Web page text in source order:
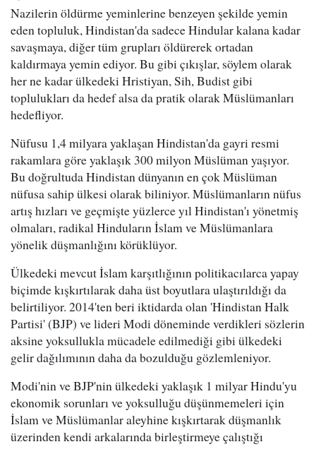
Nazilerin öldürme yeminlerine benzeyen şekilde yemin
eden topluluk, Hindistan'da sadece Hindular kalana kadar
savaşmaya, diğer tüm grupları öldürerek ortadan
kaldırmaya yemin ediyor. Bu gibi çıkışlar, söylem olarak
her ne kadar ülkedeki Hristiyan, Sih, Budist gibi
toplulukları da hedef alsa da pratik olarak Müslümanları
hedefliyor.
Nüfusu 1,4 milyara yaklaşan Hindistan'da gayri resmi
rakamlara göre yaklaşık 300 milyon Müslüman yaşıyor.
Bu doğrultuda Hindistan dünyanın en çok Müslüman
nüfusa sahip ülkesi olarak biliniyor. Müslümanların nüfus
artış hızları ve geçmişte yüzlerce yıl Hindistan'ı yönetmiş
olmaları, radikal Hinduların İslam ve Müslümanlara
yönelik düşmanlığını körüklüyor.
Ülkedeki mevcut İslam karşıtlığının politikacılarca yapay
biçimde kışkırtılarak daha üst boyutlara ulaştırıldığı da
belirtiliyor. 2014'ten beri iktidarda olan 'Hindistan Halk
Partisi' (BJP) ve lideri Modi döneminde verdikleri sözlerin
aksine yoksullukla mücadele edilmediği gibi ülkedeki
gelir dağılımının daha da bozulduğu gözlemleniyor.
Modi'nin ve BJP'nin ülkedeki yaklaşık 1 milyar Hindu'yu
ekonomik sorunları ve yoksulluğu düşünmemeleri için
İslam ve Müslümanlar aleyhine kışkırtarak düşmanlık
üzerinden kendi arkalarında birleştirmeye çalıştığı